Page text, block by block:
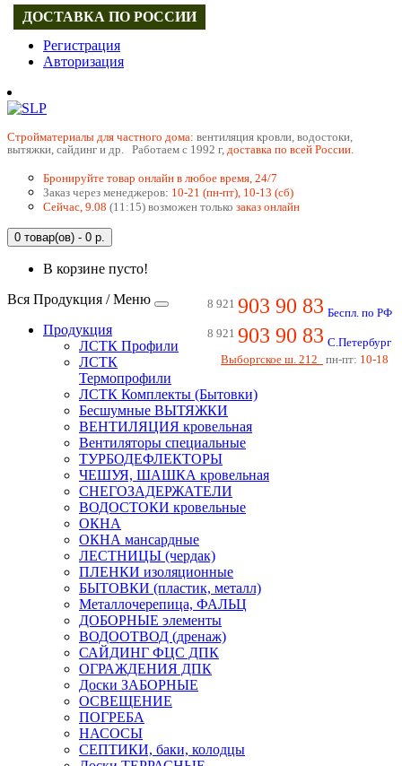
Регистрация
Авторизация
Cтройматериалы для частного дома: вентиляция кровли, водостоки,
вытяжки, сайдинг и др. Работаем с 1992 г, доставка по всей России.
Бронируйте товар онлайн в любое время, 24/7
Заказ через менеджеров: 10-21 (пн-пт), 10-13 (сб)
Сейчас, 9.08 (11:15) возможен только заказ онлайн
0 товар(ов) - 0 р.
В корзине пусто!
8 921 903 90 83 Беспл. по РФ
8 921 903 90 83 С.Петербург
Выборгское ш. 212
пн-пт: 10-18
Вся Продукция / Меню
Продукция
ЛСТК Профили
ЛСТК
Термопрофили
ЛСТК Комплекты (Бытовки)
Бесшумные ВЫТЯЖКИ
ВЕНТИЛЯЦИЯ кровельная
Вентиляторы специальные
ТУРБОДЕФЛЕКТОРЫ
ЧЕШУЯ, ШАШКА кровельная
СНЕГОЗАДЕРЖАТЕЛИ
ВОДОСТОКИ кровельные
ОКНА
ОКНА мансардные
ЛЕСТНИЦЫ (чердак)
ПЛЕНКИ изоляционные
БЫТОВКИ (пластик, металл)
Металлочерепица, ФАЛЬЦ
ДОБОРНЫЕ элементы
ВОДООТВОД (дренаж)
САЙДИНГ ФЦС ДПК
ОГРАЖДЕНИЯ ДПК
Доски ЗАБОРНЫЕ
ОСВЕЩЕНИЕ
ПОГРЕБА
НАСОСЫ
СЕПТИКИ, баки, колодцы
ДОСТАВКА ПО РОССИИ